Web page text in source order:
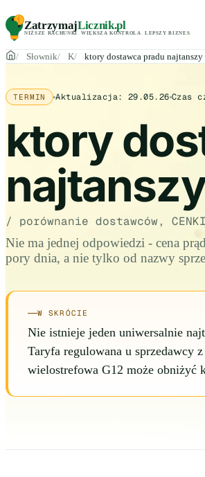
ZatrzymajLicznik.pl
NIŻSZE RACHUNKI WIĘKSZA KONTROLA LEPSZY BIZNES
Słownik K ktory dostawca pradu najtanszy
TERMIN Aktualizacja:29.05.26 Czas
ktory
/ porównanie dostawców, CENKI
Nie ma jednej odpowiedzi - cena
pory dnia, a nie tylko od nazwy
W SKRÓCIE
Nie istnieje jeden uniwersalnie
Taryfa regulowana u sprzedawcy
wielostrefowa G12 może obniżyć